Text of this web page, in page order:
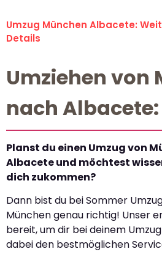
Umzug München Albacete:
Details
Umziehen von
nach
Planst du einen Umzug von
Albacete und möchtest
dich zukommen?
Dann bist du bei Sommer
München genau richtig! Unser
bereit, um dir bei deinem
dabei den bestmöglichen